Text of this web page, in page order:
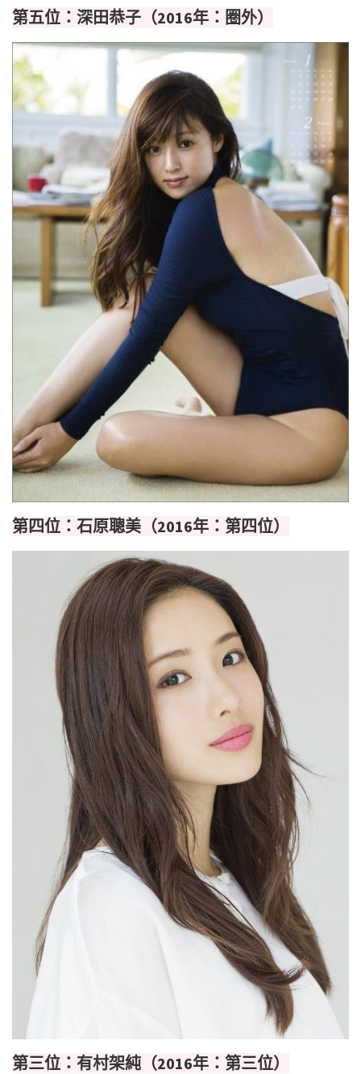
第五位：深田恭子（2016年：圈外）
第四位：石原聰美（2016年：第四位）
第三位：有村架純（2016年：第三位）